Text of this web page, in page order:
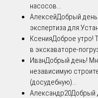
насосов...
АлексейДобрый
экспертиза
КсенияДоброе утро!
в экскаваторе-
ИванДобрый день!
независимую
(досудебную)...
Александр20Добрый